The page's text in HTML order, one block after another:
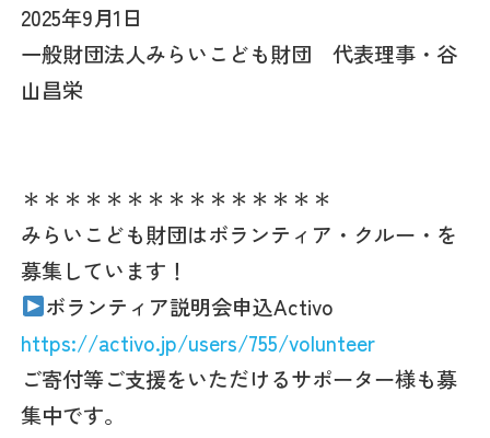
2025年9月1日
一般財団法人みらいこども財団 代表理事・谷
山昌栄
＊＊＊＊＊＊＊＊＊＊＊＊＊＊＊
みらいこども財団はボランティア・クルー・を
募集しています！
ボランティア説明会申込Activo
https://activo.jp/users/755/volunteer
ご寄付等ご支援をいただけるサポーター様も募
集中です。